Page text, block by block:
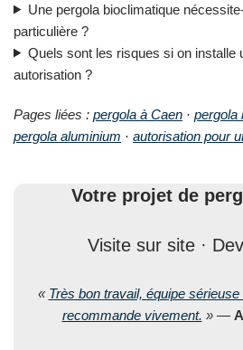
Une pergola bioclimatique
particulière ?
Quels sont les risques si on installe
autorisation ?
Pages liées : pergola à Caen · pergola
pergola aluminium · autorisation pour
Votre projet de
Visite sur site ·
« Très bon travail, équipe
recommande vivement. »—